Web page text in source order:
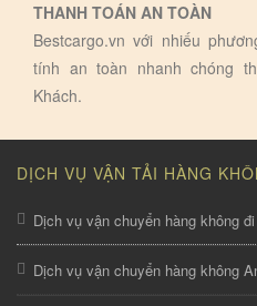
THANH TOÁN AN TOÀN
Bestcargo.vn với nhiếu
tính an toàn nhanh chóng
Khách.
DỊCH VỤ VẬN TẢI HÀNG
Dịch vụ vận chuyển hàng không
Dịch vụ vận chuyển hàng không